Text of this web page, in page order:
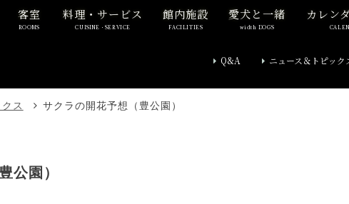
客室
ROOMS
料理・サービス
CUISINE・SERVICE
館内施設
FACILITIES
愛犬と一緒
width DOGS
カレン
Q&A ニュース＆トピック
ス サクラの開花予想（豊公園）
公園）